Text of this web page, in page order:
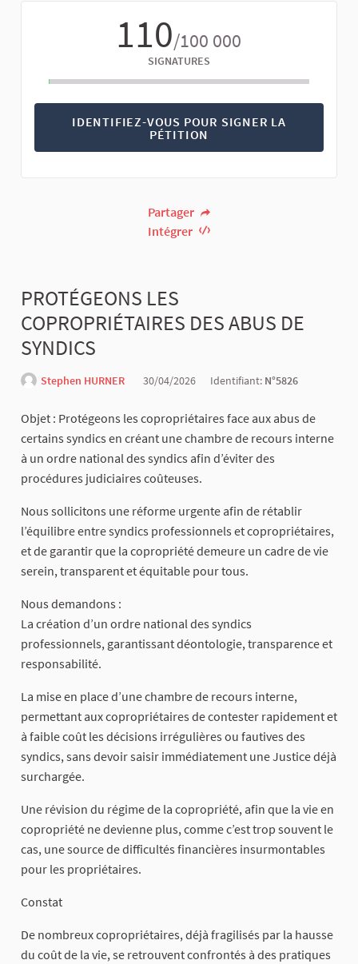
110/100 000
SIGNATURES
IDENTIFIEZ-VOUS POUR SIGNER LA
PÉTITION
Partager
Intégrer
PROTÉGEONS LES
COPROPRIÉTAIRES DES ABUS DE
SYNDICS
Stephen HURNER 30/04/2026 Identifiant: N°5826
Objet : Protégeons les copropriétaires face aux abus de
certains syndics en créant une chambre de recours interne
à un ordre national des syndics afin d’éviter des
procédures judiciaires coûteuses.
Nous sollicitons une réforme urgente afin de rétablir
l’équilibre entre syndics professionnels et copropriétaires,
et de garantir que la copropriété demeure un cadre de vie
serein, transparent et équitable pour tous.
Nous demandons :
La création d’un ordre national des syndics
professionnels, garantissant déontologie, transparence et
responsabilité.
La mise en place d’une chambre de recours interne,
permettant aux copropriétaires de contester rapidement et
à faible coût les décisions irrégulières ou fautives des
syndics, sans devoir saisir immédiatement une Justice déjà
surchargée.
Une révision du régime de la copropriété, afin que la vie en
copropriété ne devienne plus, comme c’est trop souvent le
cas, une source de difficultés financières insurmontables
pour les propriétaires.
Constat
De nombreux copropriétaires, déjà fragilisés par la hausse
du coût de la vie, se retrouvent confrontés à des pratiques